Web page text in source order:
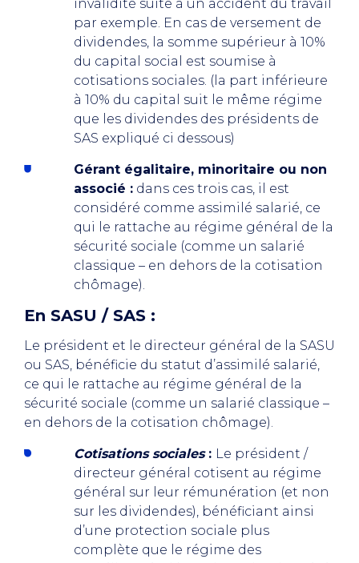
invalidité suite à un accident du travail
par exemple. En cas de versement de
dividendes, la somme supérieur à 10%
du capital social est soumise à
cotisations sociales. (la part inférieure
à 10% du capital suit le même régime
que les dividendes des présidents de
SAS expliqué ci dessous)
Gérant égalitaire, minoritaire ou non
associé : dans ces trois cas, il est
considéré comme assimilé salarié, ce
qui le rattache au régime général de la
sécurité sociale (comme un salarié
classique – en dehors de la cotisation
chômage).
En SASU / SAS :
Le président et le directeur général de la SASU
ou SAS, bénéficie du statut d’assimilé salarié,
ce qui le rattache au régime général de la
sécurité sociale (comme un salarié classique –
en dehors de la cotisation chômage).
Cotisations sociales: Le président /
directeur général cotisent au régime
général sur leur rémunération (et non
sur les dividendes), bénéficiant ainsi
d’une protection sociale plus
complète que le régime des